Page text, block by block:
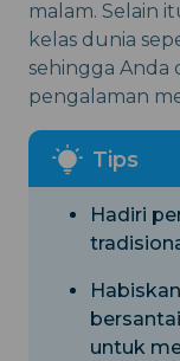
malam. Selain
kelas dunia
sehingga Anda
pengalaman
Hadiri
untuk